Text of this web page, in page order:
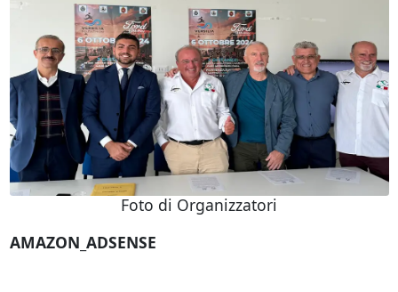
Foto di Organizzatori
AMAZON_ADSENSE